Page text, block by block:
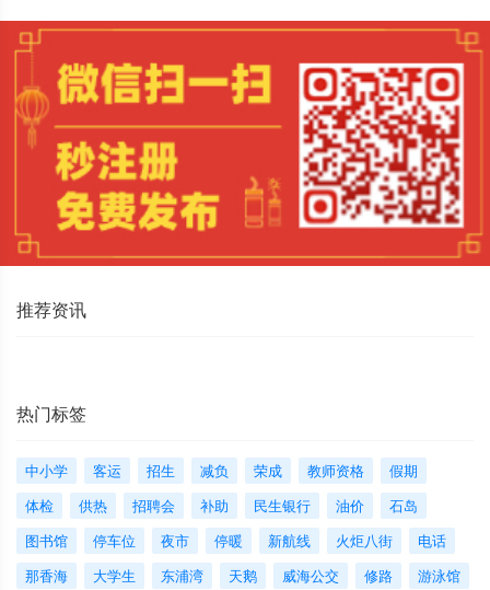
推荐资讯
热门标签
中小学 客运 招生 减负 荣成 教师资格
假期
体检
供热 招聘会 补助 民生银行 油价
石岛
图书馆
停车位 夜市 停暖 新航线 火炬八街
电话
那香海
大学生 东浦湾 天鹅 威海公交 修路 游泳馆